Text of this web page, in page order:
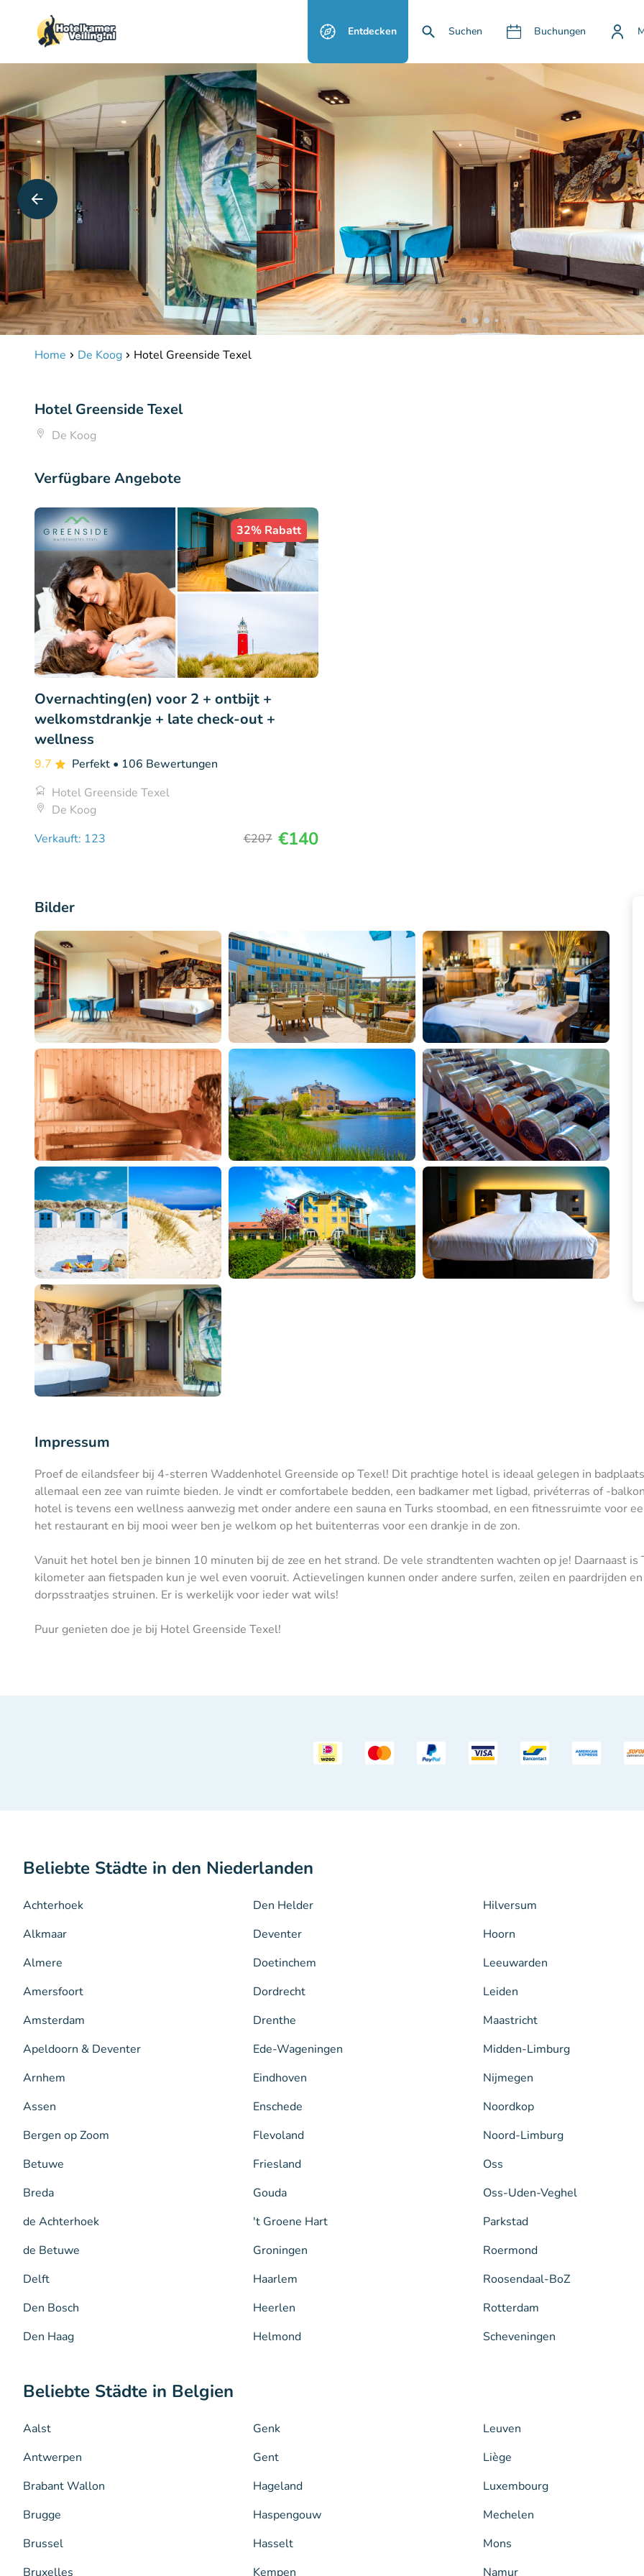
Entdecken Suchen Buchungen
Home De Koog Hotel Greenside Texel
Hotel Greenside Texel
De Koog
Verfügbare Angebote
32% Rabatt
Overnachting(en) voor 2 + ontbijt +
welkomstdrankje + late check-out +
wellness
9.7 Perfekt • 106 Bewertungen
Hotel Greenside Texel
De Koog
Verkauft: 123
€207 €140
Bilder
Impressum
Proef de eilandsfeer bij 4-sterren Waddenhotel Greenside op Texel! Dit prachtige hotel is ideaal gelegen in
allemaal een zee van ruimte bieden. Je vindt er comfortabele bedden, een badkamer met ligbad, privéterras of -
hotel is tevens een wellness aanwezig met onder andere een sauna en Turks stoombad, en een fitnessruimte voor
het restaurant en bij mooi weer ben je welkom op het buitenterras voor een drankje in de zon.
Vanuit het hotel ben je binnen 10 minuten bij de zee en het strand. De vele strandtenten wachten op je! Daarnaast
kilometer aan fietspaden kun je wel even vooruit. Actievelingen kunnen onder andere surfen, zeilen en paardrijden
dorpsstraatjes struinen. Er is werkelijk voor ieder wat wils!
Puur genieten doe je bij Hotel Greenside Texel!
Beliebte Städte in den Niederlanden
Achterhoek
Alkmaar
Almere
Amersfoort
Amsterdam
Apeldoorn & Deventer
Arnhem
Assen
Bergen op Zoom
Betuwe
Breda
de Achterhoek
de Betuwe
Delft
Den Bosch
Den Haag
Den Helder
Deventer
Doetinchem
Dordrecht
Drenthe
Ede-Wageningen
Eindhoven
Enschede
Flevoland
Friesland
Gouda
't Groene Hart
Groningen
Haarlem
Heerlen
Helmond
Hilversum
Hoorn
Leeuwarden
Leiden
Maastricht
Midden-Limburg
Nijmegen
Noordkop
Noord-Limburg
Oss
Oss-Uden-Veghel
Parkstad
Roermond
Roosendaal-BoZ
Rotterdam
Scheveningen
Beliebte Städte in Belgien
Aalst
Antwerpen
Brabant Wallon
Brugge
Brussel
Bruxelles
Genk
Gent
Hageland
Haspengouw
Hasselt
Kempen
Leuven
Liège
Luxembourg
Mechelen
Mons
Namur